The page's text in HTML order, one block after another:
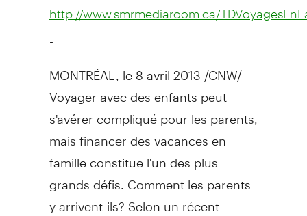
http://www.smrmediaroom.ca/
-
MONTRÉAL, le 8 avril 2013 /CNW/ -
Voyager avec des enfants peut
s'avérer compliqué pour les parents,
mais financer des vacances en
famille constitue l'un des plus
grands défis. Comment les parents
y arrivent-ils? Selon un récent